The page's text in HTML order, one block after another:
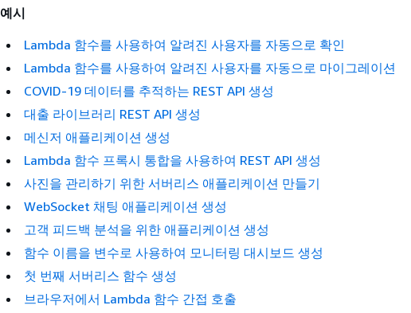
예시
Lambda 함수를 사용하여 알려진 사용자를 자동으로 확인
Lambda 함수를 사용하여 알려진 사용자를 자동으로 마이그레이션
COVID-19 데이터를 추적하는 REST API 생성
대출 라이브러리 REST API 생성
메신저 애플리케이션 생성
Lambda 함수 프록시 통합을 사용하여 REST API 생성
사진을 관리하기 위한 서버리스 애플리케이션 만들기
WebSocket 채팅 애플리케이션 생성
고객 피드백 분석을 위한 애플리케이션 생성
함수 이름을 변수로 사용하여 모니터링 대시보드 생성
첫 번째 서버리스 함수 생성
브라우저에서 Lambda 함수 간접 호출